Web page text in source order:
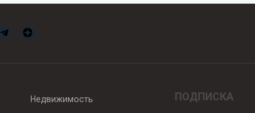
Недвижимость ПОДПИСКА